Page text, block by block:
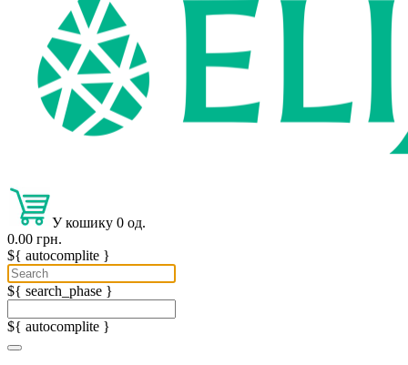
У кошику 0 од.
0.00 грн.
${ autocomplite }
${ search_phase }
${ autocomplite }